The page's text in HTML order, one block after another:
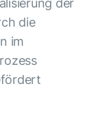
der
die
im